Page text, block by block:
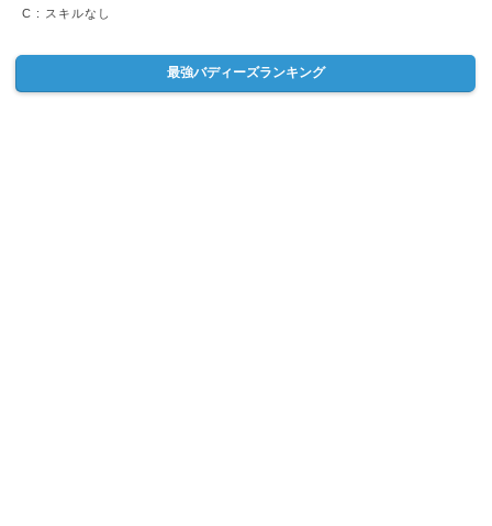
C : スキルなし
最強バディーズランキング